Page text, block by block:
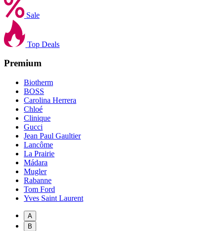
Sale
Top Deals
Premium
Biotherm
BOSS
Carolina Herrera
Chloé
Clinique
Gucci
Jean Paul Gaultier
Lancôme
La Prairie
Mádara
Mugler
Rabanne
Tom Ford
Yves Saint Laurent
A
B